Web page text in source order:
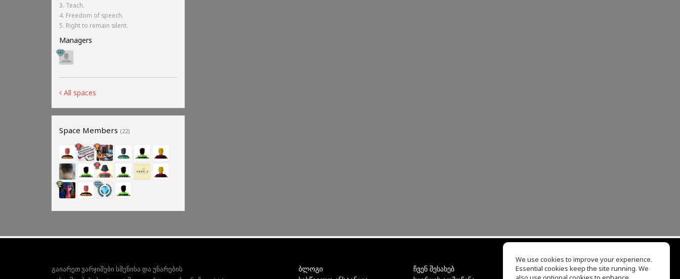
3. Teach.
4. Freedom of speech.
5. Right to remain silent.
Managers
All spaces
Space Members (22)
გაიარეთ ვარჯიშები სმენისა და უნარების
ბლოგი
ჩვენ შესახებ
EQ Ear Training
We use cookies to improve your experience.
Essential cookies keep the site running. We